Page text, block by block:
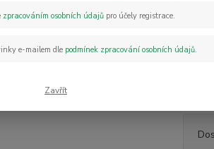
PVC
zpracováním osobních údajůpro účely registrace.
e-mailem dle podmínek zpracování osobních údajů.
Zavřít